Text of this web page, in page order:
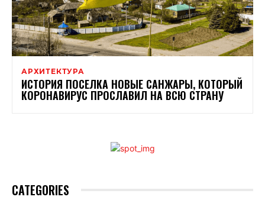
АРХИТЕКТУРА
ИСТОРИЯ ПОСЕЛКА НОВЫЕ САНЖАРЫ, КОТОРЫЙ
КОРОНАВИРУС ПРОСЛАВИЛ НА ВСЮ СТРАНУ
CATEGORIES